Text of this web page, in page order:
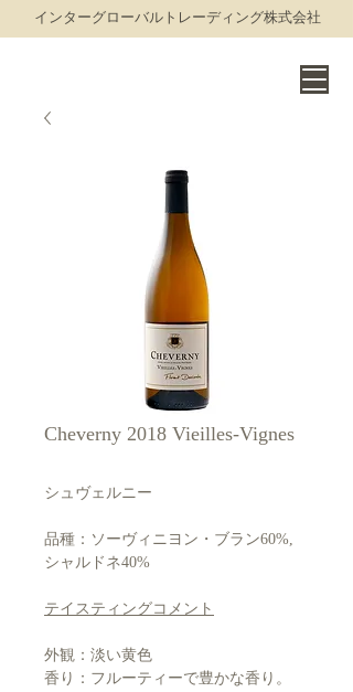
​インターグローバルトレーディング株式会社
Cheverny 2018 Vieilles-Vignes
シュヴェルニー
品種：ソーヴィニヨン・ブラン60%,
シャルドネ40%
テイスティングコメント
外観：淡い黄色
香り：フルーティーで豊かな香り。